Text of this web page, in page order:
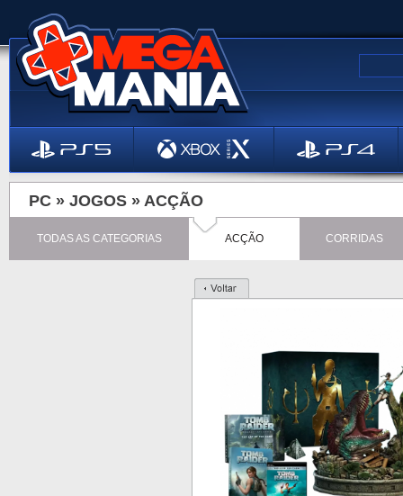
PC » JOGOS » ACÇÃO
TODAS AS CATEGORIAS ACÇÃO CORRIDAS